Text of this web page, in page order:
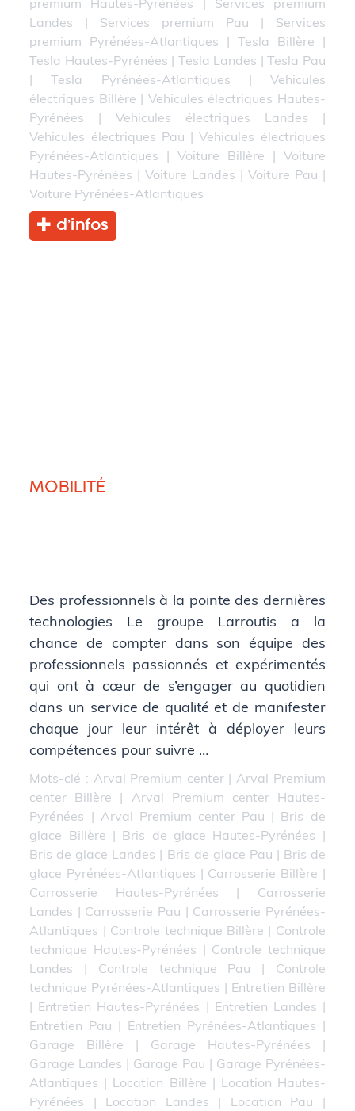
premium Hautes-Pyrénées
Services premium
Landes | Services premium Pau | Services
premium Pyrénées-Atlantiques | Tesla Billère |
Tesla Hautes-Pyrénées | Tesla Landes |Tesla Pau
|Tesla Pyrénées-Atlantiques | Vehicules
électriques Billère | Vehicules électriques Hautes-
Pyrénées |Vehicules électriques Landes |
Vehicules électriques Pau |Vehicules électriques
Pyrénées-Atlantiques |Voiture Billère | Voiture
Hautes-Pyrénées |Voiture Landes | Voiture Pau |
Voiture Pyrénées-Atlantiques
d’infos
MOBILITÉ
Des professionnels à la pointe des dernières
technologies Le groupe Larroutis a la
chance de compter dans son équipe des
professionnels passionnés et expérimentés
qui ont à cœur de s’engager au quotidien
dans un service de qualité et de manifester
chaque jour leur intérêt à déployer leurs
compétences pour suivre …
Mots-clé : Arval Premium center|Arval Premium
center Billère | Arval Premium center Hautes-
Pyrénées | Arval Premium center Pau | Bris de
glace Billère | Bris de glace Hautes-Pyrénées |
Bris de glace Landes | Bris de glace Pau | Bris de
glace Pyrénées-Atlantiques | Carrosserie Billère |
Carrosserie Hautes-Pyrénées | Carrosserie
Landes | Carrosserie Pau | Carrosserie Pyrénées-
Atlantiques | Controle technique Billère | Controle
technique Hautes-Pyrénées | Controle technique
Landes | Controle technique Pau | Controle
technique Pyrénées-Atlantiques | Entretien Billère
| Entretien Hautes-Pyrénées | Entretien Landes |
Entretien Pau | Entretien Pyrénées-Atlantiques |
Garage Billère | Garage Hautes-Pyrénées |
Garage Landes | Garage Pau | Garage Pyrénées-
Atlantiques | Location Billère | Location Hautes-
Pyrénées | Location Landes | Location Pau |